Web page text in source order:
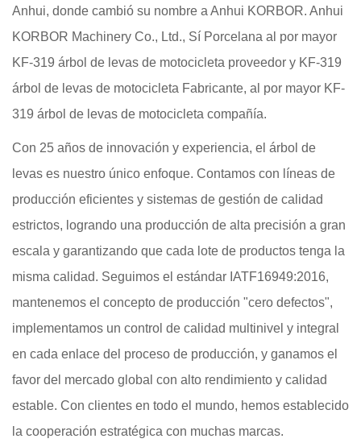
Anhui, donde cambió su nombre a Anhui KORBOR. Anhui
KORBOR Machinery Co., Ltd., Sí Porcelana al por mayor
KF-319 árbol de levas de motocicleta proveedor y KF-319
árbol de levas de motocicleta Fabricante, al por mayor KF-
319 árbol de levas de motocicleta compañía.
Con 25 años de innovación y experiencia, el árbol de
levas es nuestro único enfoque. Contamos con líneas de
producción eficientes y sistemas de gestión de calidad
estrictos, logrando una producción de alta precisión a gran
escala y garantizando que cada lote de productos tenga la
misma calidad. Seguimos el estándar IATF16949:2016,
mantenemos el concepto de producción "cero defectos",
implementamos un control de calidad multinivel y integral
en cada enlace del proceso de producción, y ganamos el
favor del mercado global con alto rendimiento y calidad
estable. Con clientes en todo el mundo, hemos establecido
la cooperación estratégica con muchas marcas.